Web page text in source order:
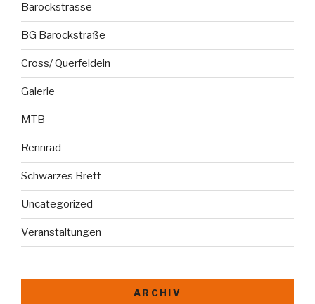
Barockstrasse
BG Barockstraße
Cross/ Querfeldein
Galerie
MTB
Rennrad
Schwarzes Brett
Uncategorized
Veranstaltungen
ARCHIV